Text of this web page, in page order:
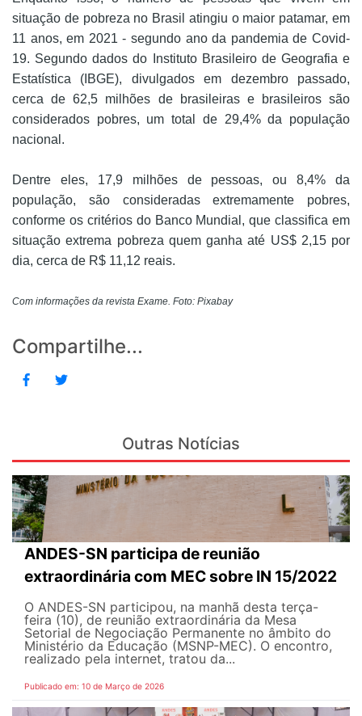
situação de pobreza no Brasil atingiu o maior patamar, em
11 anos, em 2021 - segundo ano da pandemia de Covid-
19. Segundo dados do Instituto Brasileiro de Geografia e
Estatística (IBGE), divulgados em dezembro passado,
cerca de 62,5 milhões de brasileiras e brasileiros são
considerados pobres, um total de 29,4% da população
nacional.
Dentre eles, 17,9 milhões de pessoas, ou 8,4% da
população, são consideradas extremamente pobres,
conforme os critérios do Banco Mundial, que classifica em
situação extrema pobreza quem ganha até US$ 2,15 por
dia, cerca de R$ 11,12 reais.
Com informações da revista Exame. Foto: Pixabay
Compartilhe...
Outras Notícias
ANDES-SN participa de reunião
extraordinária com MEC sobre IN 15/2022
O ANDES-SN participou, na manhã desta terça-
feira (10), de reunião extraordinária da Mesa
Setorial de Negociação Permanente no âmbito do
Ministério da Educação (MSNP-MEC). O encontro,
realizado pela internet, tratou da...
Publicado em: 10 de Março de 2026